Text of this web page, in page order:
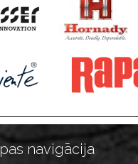
navigācija